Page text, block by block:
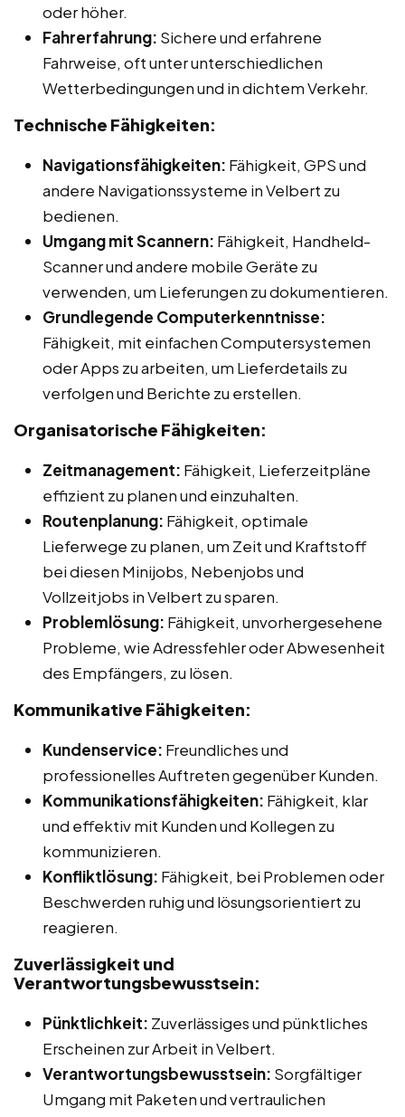
oder höher.
Fahrerfahrung: Sichere und erfahrene
Fahrweise, oft unter unterschiedlichen
Wetterbedingungen und in dichtem Verkehr.
Technische Fähigkeiten:
Navigationsfähigkeiten: Fähigkeit, GPS und
andere Navigationssysteme in Velbert zu
bedienen.
Umgang mit Scannern: Fähigkeit, Handheld-
Scanner und andere mobile Geräte zu
verwenden, um Lieferungen zu dokumentieren.
Grundlegende Computerkenntnisse:
Fähigkeit, mit einfachen Computersystemen
oder Apps zu arbeiten, um Lieferdetails zu
verfolgen und Berichte zu erstellen.
Organisatorische Fähigkeiten:
Zeitmanagement: Fähigkeit, Lieferzeitpläne
effizient zu planen und einzuhalten.
Routenplanung: Fähigkeit, optimale
Lieferwege zu planen, um Zeit und Kraftstoff
bei diesen Minijobs, Nebenjobs und
Vollzeitjobs in Velbert zu sparen.
Problemlösung: Fähigkeit, unvorhergesehene
Probleme, wie Adressfehler oder Abwesenheit
des Empfängers, zu lösen.
Kommunikative Fähigkeiten:
Kundenservice: Freundliches und
professionelles Auftreten gegenüber Kunden.
Kommunikationsfähigkeiten: Fähigkeit, klar
und effektiv mit Kunden und Kollegen zu
kommunizieren.
Konfliktlösung: Fähigkeit, bei Problemen oder
Beschwerden ruhig und lösungsorientiert zu
reagieren.
Zuverlässigkeit und
Verantwortungsbewusstsein:
Pünktlichkeit: Zuverlässiges und pünktliches
Erscheinen zur Arbeit in Velbert.
Verantwortungsbewusstsein: Sorgfältiger
Umgang mit Paketen und vertraulichen